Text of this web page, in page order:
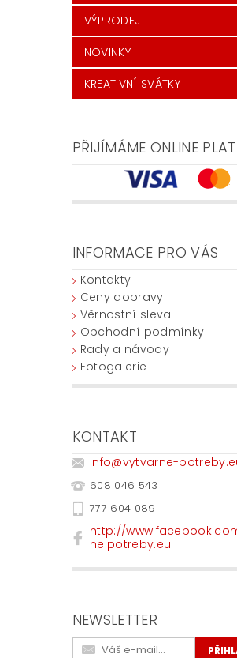
VÝPRODEJ
NOVINKY
KREATIVNÍ SVÁTKY
PŘIJÍMÁME ONLINE
INFORMACE PRO VÁS
Kontakty
Ceny dopravy
Věrnostní sleva
Obchodní podmínky
Rady a návody
Fotogalerie
KONTAKT
info@vytvarne-
608 046 543
777 604 089
http://
ne.potreby.eu
NEWSLETTER